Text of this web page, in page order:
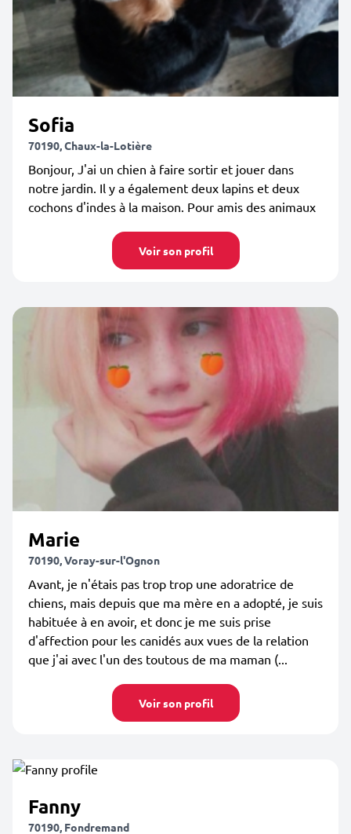
Sofia
70190, Chaux-la-Lotière
Bonjour, J'ai un chien à faire sortir et jouer dans
notre jardin. Il y a également deux lapins et deux
cochons d'indes à la maison. Pour amis des animaux
Voir son profil
Marie
70190, Voray-sur-l'Ognon
Avant, je n'étais pas trop trop une adoratrice de
chiens, mais depuis que ma mère en a adopté, je suis
habituée à en avoir, et donc je me suis prise
d'affection pour les canidés aux vues de la relation
que j'ai avec l'un des toutous de ma maman (...
Voir son profil
Fanny
70190, Fondremand